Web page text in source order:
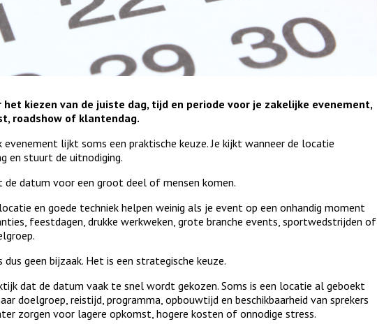
het kiezen van de juiste dag, tijd en periode voor je zakelijke evenement,
roadshow of klantendag.
lijkt soms een praktische keuze. Je kijkt wanneer de locatie
en stuurt de uitnodiging.
de datum voor een groot deel of mensen komen.
en goede techniek helpen weinig als je event op een onhandig moment
feestdagen, drukke werkweken, grote branche events, sportwedstrijden of
dus geen bijzaak. Het is een strategische keuze.
dat de datum vaak te snel wordt gekozen. Soms is een locatie al geboekt
doelgroep, reistijd, programma, opbouwtijd en beschikbaarheid van sprekers
zorgen voor lagere opkomst, hogere kosten of onnodige stress.